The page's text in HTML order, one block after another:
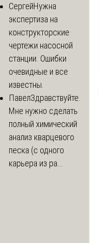
СергейНужна
экспертиза на
конструкторские
чертежи насосной
станции. Ошибки
очевидные и все
известны.
ПавелЗдравствуйте.
Мне нужно сделать
полный химический
анализ кварцевого
песка (с одного
карьера из ра...